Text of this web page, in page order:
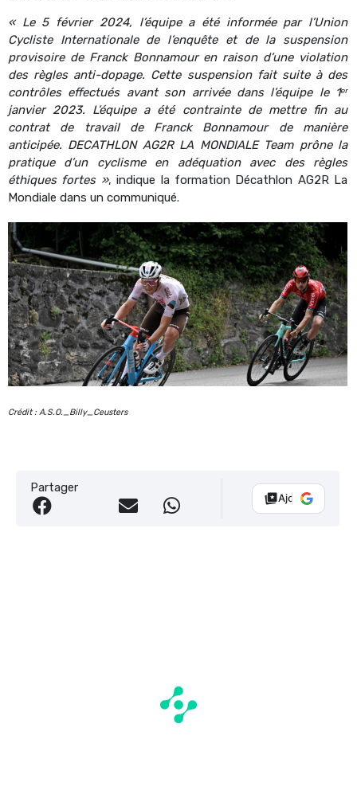
« Le 5 février 2024, l’équipe a été informée par l’Union
Cycliste Internationale de l’enquête et de la suspension
provisoire de Franck Bonnamour en raison d’une violation
des règles anti-dopage. Cette suspension fait suite à des
contrôles effectués avant son arrivée dans l’équipe le 1ᵉʳ
janvier 2023. L’équipe a été contrainte de mettre fin au
contrat de travail de Franck Bonnamour de manière
anticipée. DECATHLON AG2R LA MONDIALE Team prône la
pratique d’un cyclisme en adéquation avec des règles
éthiques fortes », indique la formation Décathlon AG2R La
Mondiale dans un communiqué.
Crédit : A.S.O._Billy_Ceusters
Partager
Ajouter Vélo